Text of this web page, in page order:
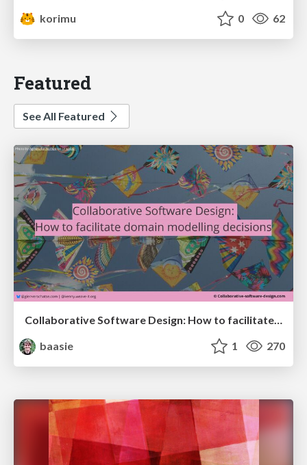
korimu
0 62
Featured
See All Featured
Collaborative Software Design: How to facilitate domain modelling decisions
baasie
1 270